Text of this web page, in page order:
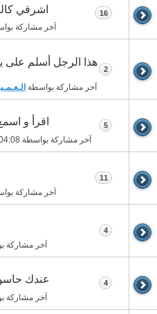
اشرقي
آخر مشاركة
16
هذا الرجل أسلم على
آخر مشاركة بواسطة
2
اقرأ و
آخر مشاركة بواسطة
5
آخر مشاركة
11
آخر مشاركة
4
عندك
آخر مشاركة
4